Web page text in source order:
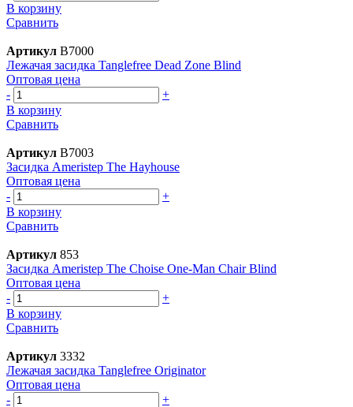
В корзину
Сравнить
Артикул B7000
Лежачая засидка Tanglefree Dead Zone Blind
Оптовая цена
-
+
В корзину
Сравнить
Артикул B7003
Засидка Ameristep The Hayhouse
Оптовая цена
-
+
В корзину
Сравнить
Артикул 853
Засидка Ameristep The Choise One-Man Chair Blind
Оптовая цена
-
+
В корзину
Сравнить
Артикул 3332
Лежачая засидка Tanglefree Originator
Оптовая цена
-
+